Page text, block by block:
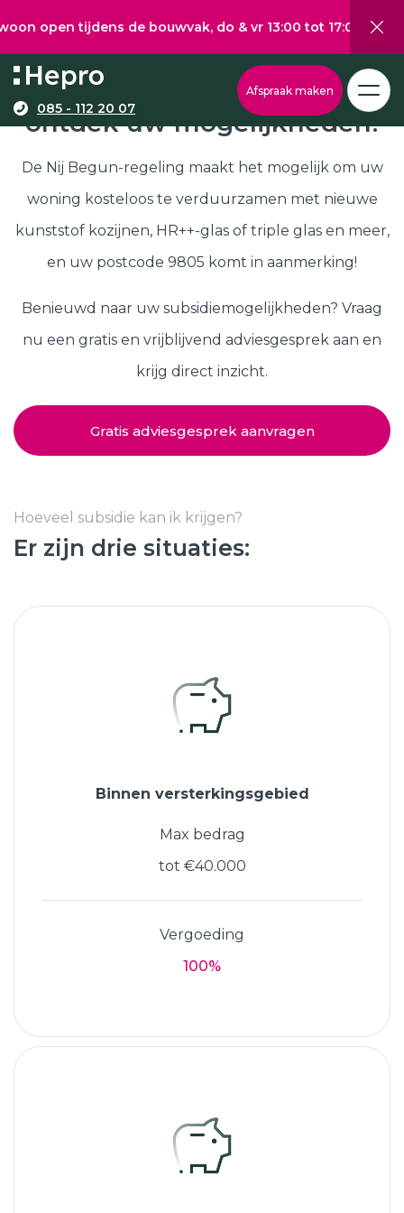
tijdens de bouwvak, do & vr 13:00 tot 17:00, za 10:00
085 - 112 20 07
Afspraak maken
Nij Begun subsidie in 9805,
ontdek uw mogelijkheden!
De Nij Begun-regeling maakt het mogelijk om uw
woning kosteloos te verduurzamen met nieuwe
kunststof kozijnen, HR++-glas of triple glas en meer,
en uw postcode 9805 komt in aanmerking!
Benieuwd naar uw subsidiemogelijkheden? Vraag
nu een gratis en vrijblijvend adviesgesprek aan en
krijg direct inzicht.
Gratis adviesgesprek aanvragen
Hoeveel subsidie kan ik krijgen?
Er zijn drie situaties:
Binnen versterkingsgebied
Max bedrag
tot €40.000
Vergoeding
100%
Wat wilt u graag verduurzamen?
Via onze configurator berekent u eenvoudig een
richtprijs voor uw kunststof kozijnen, -deuren, of
schuifpuien.
Samenstellen
Deuren
Schuifpuien
Kunststof kozijnen
Kunststof deuren
Kunststof schuifpuien
Isolatie
Klantenservice
Hepro
Subsidies
SHOWROOM BEZOEKEN